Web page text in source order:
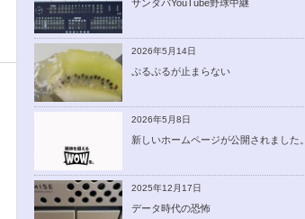
サンダバYouTube野球中継
2026年5月14日
ぷるぷるが止まらない
2026年5月8日
新しいホームページが公開されました。
2025年12月17日
データ時代の恐怖